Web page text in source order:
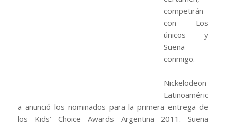
competirán
con Los
únicos y
Sueña
conmigo.
Nickelodeon
Latinoaméric
a anunció los nominados para la primera entrega de
los Kids’ Choice Awards Argentina 2011. Sueña